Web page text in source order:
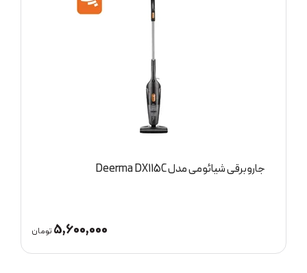
پتو برقی مدل LT-8091